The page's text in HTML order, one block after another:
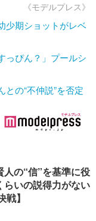
《モデルプレス》
少期ショットがレベ
っぴん？」プールシ
の“不仲説”を否定
人の“信”を基準に役
いの説得力がない
】